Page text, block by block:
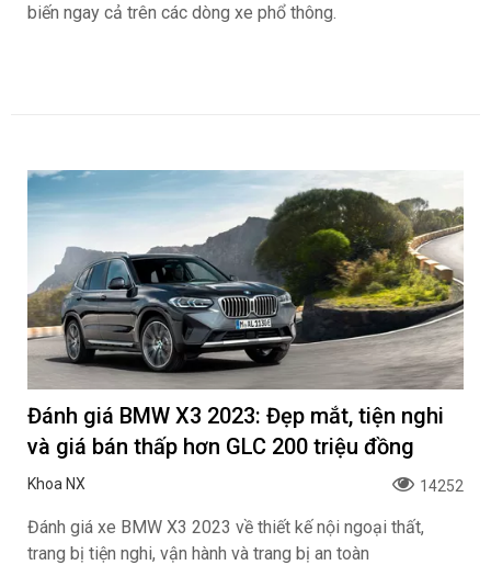
biến ngay cả trên các dòng xe phổ thông.
Đánh giá BMW X3 2023: Đẹp mắt, tiện nghi
và giá bán thấp hơn GLC 200 triệu đồng
Khoa NX 14252
Đánh giá xe BMW X3 2023 về thiết kế nội ngoại thất,
trang bị tiện nghi, vận hành và trang bị an toàn